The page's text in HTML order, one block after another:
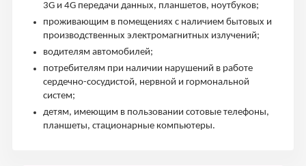
3G и 4G передачи данных, планшетов, ноутбуков;
проживающим в помещениях с наличием бытовых и
производственных электромагнитных излучений;
водителям автомобилей;
потребителям при наличии нарушений в работе
сердечно-сосудистой, нервной и гормональной
систем;
детям, имеющим в пользовании сотовые телефоны,
планшеты, стационарные компьютеры.